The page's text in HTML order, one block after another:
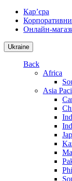
Кар’єра
Онлайн-
Ukraine
Back
Africa
Asia